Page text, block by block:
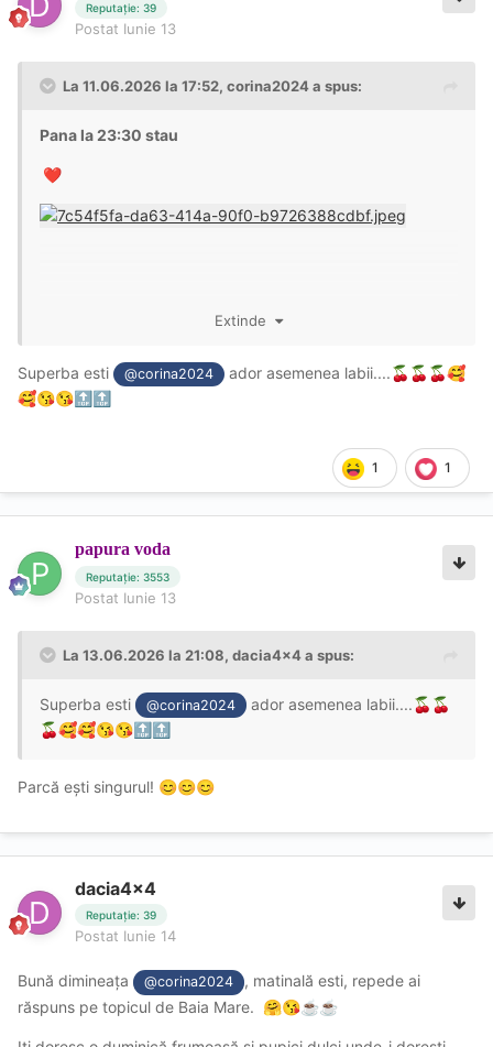
Reputație: 39
Postat Iunie 13
La 11.06.2026 la 17:52, corina2024a spus:
Pana la 23:30 stau
❤️
Extinde
Superba esti @corina2024 ador asemenea labii....🍒 🍒 🍒🥰
🥰😘😘🔝 🔝
1 1
papura voda
Reputație: 3553
Postat Iunie 13
La 13.06.2026 la 21:08, dacia4x4a spus:
Superba esti @corina2024 ador asemenea labii....🍒 🍒
🍒🥰🥰😘😘🔝 🔝
Parcă ești singurul! 😊😊😊
dacia4x4
Reputație: 39
Postat Iunie 14
Bună dimineața @corina2024
, matinală esti, repede ai
răspuns pe topicul de Baia Mare. 🤗😘☕☕